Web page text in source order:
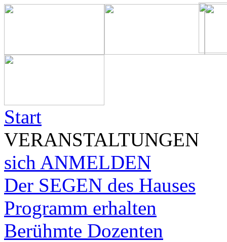
Start
VERANSTALTUNGEN
sich ANMELDEN
Der SEGEN des Hauses
Programm erhalten
Berühmte Dozenten